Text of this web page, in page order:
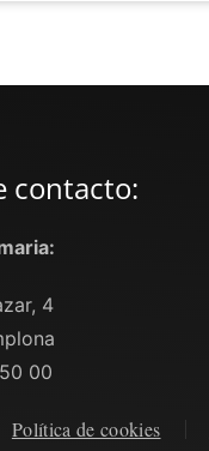
contacto:
4
00
Política de cookies